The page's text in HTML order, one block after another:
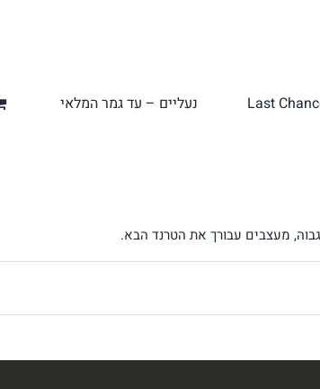
Last נעליים – עד גמר המלאי
מעצבים עבורך את הטרנד הבא.